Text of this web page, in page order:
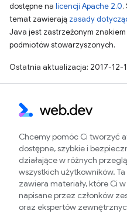
dostępne na licencji Apache 2.0.
temat zawierają zasady
Java jest zastrzeżonym
podmiotów stowarzyszonych.
Ostatnia aktualizacja: 2017-12-
Chcemy pomóc Ci tworzyć
dostępne, szybkie i
działające w różnych
wszystkich użytkowników. Ta
zawiera materiały, które Ci
napisane przez członków
oraz ekspertów